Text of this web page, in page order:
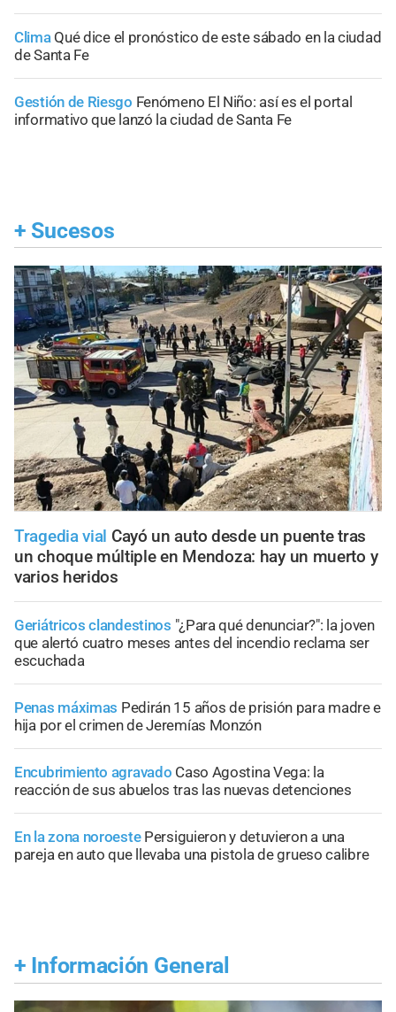
Clima Qué dice el pronóstico de este sábado en la ciudad
de Santa Fe
Gestión de Riesgo Fenómeno El Niño: así es el portal
informativo que lanzó la ciudad de Santa Fe
+ Sucesos
Tragedia vial Cayó un auto desde un puente tras
un choque múltiple en Mendoza: hay un muerto y
varios heridos
Geriátricos clandestinos "¿Para qué denunciar?": la joven
que alertó cuatro meses antes del incendio reclama ser
escuchada
Penas máximas Pedirán 15 años de prisión para madre e
hija por el crimen de Jeremías Monzón
Encubrimiento agravado Caso Agostina Vega: la
reacción de sus abuelos tras las nuevas detenciones
En la zona noroeste Persiguieron y detuvieron a una
pareja en auto que llevaba una pistola de grueso calibre
+ Información General